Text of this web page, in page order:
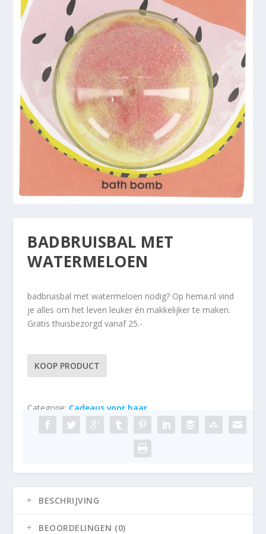
BADBRUISBAL MET
WATERMELOEN
badbruisbal met watermeloen nodig? Op hema.nl vind
je alles om het leven leuker én makkelijker te maken.
Gratis thuisbezorgd vanaf 25.-
KOOP PRODUCT
Categorie: Cadeaus voor haar
BESCHRIJVING
BEOORDELINGEN (0)